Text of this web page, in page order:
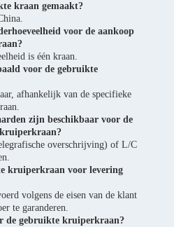
kraan gemaakt?
voor de aankoop
is één kraan.
voor de gebruikte
afhankelijk van de specifieke
zijn beschikbaar voor de
overschrijving) of L/C
kruiperkraan voor levering
volgens de eisen van de klant
te garanderen.
de gebruikte kruiperkraan?